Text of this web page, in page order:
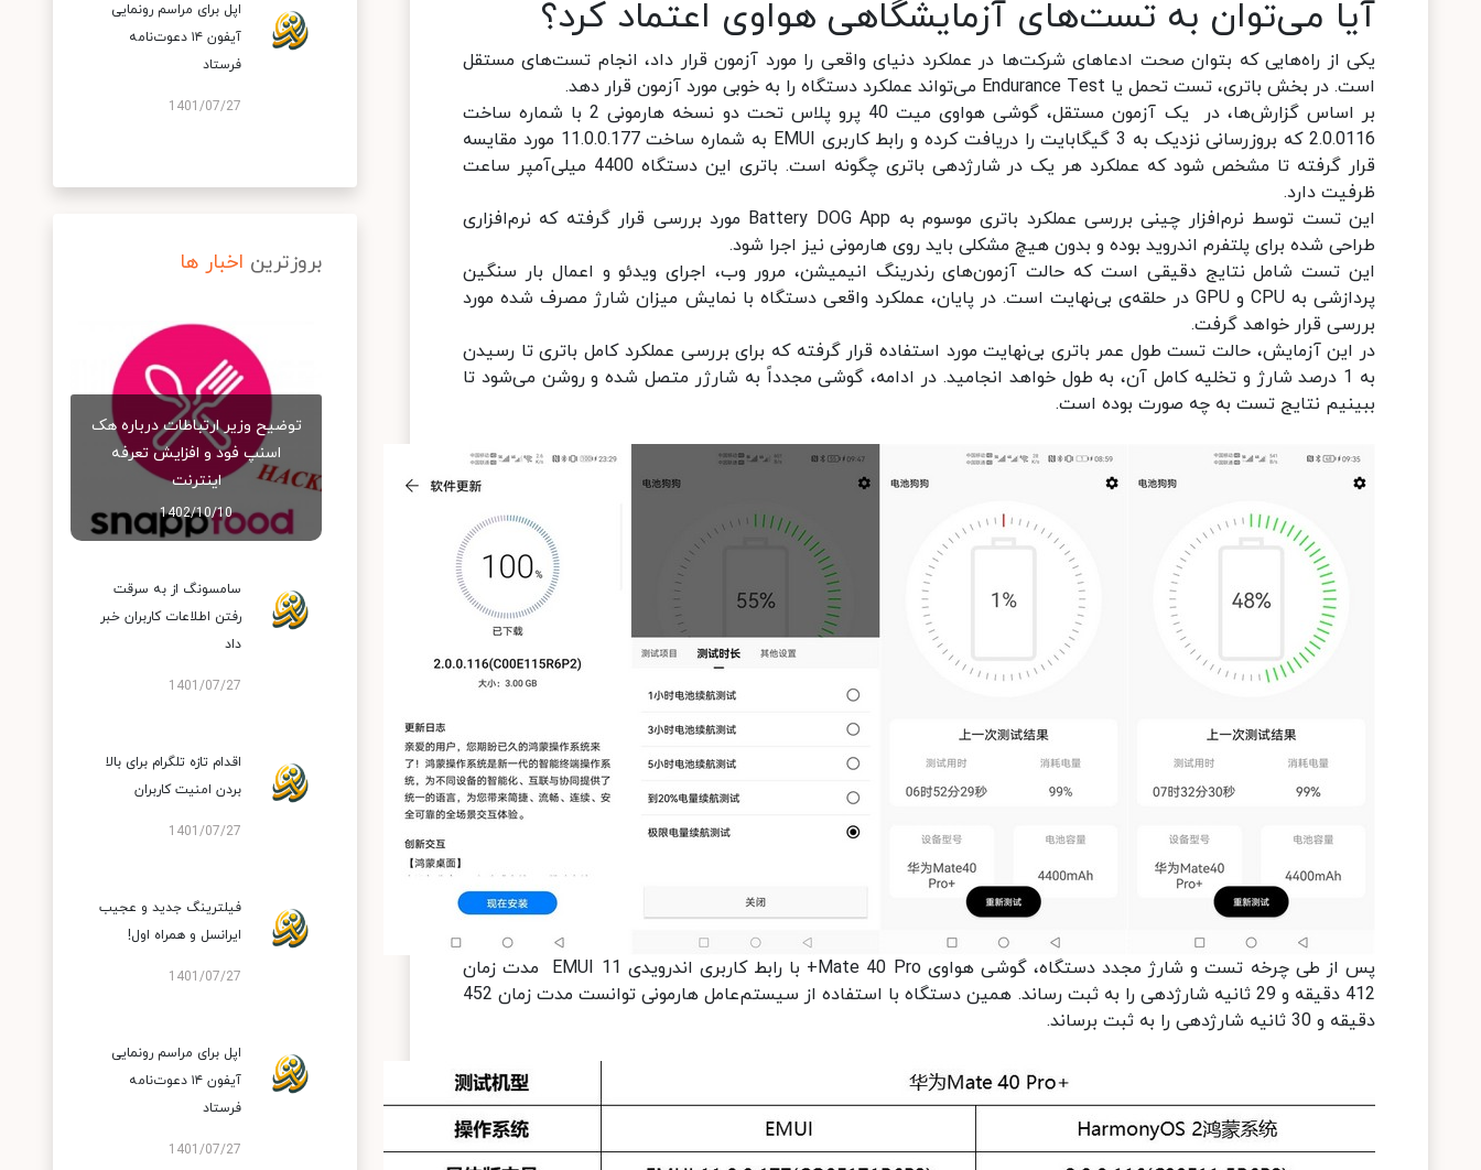
آیا می‌توان به تست‌های آزمایشگاهی هواوی اعتماد کرد؟
یکی از راه‌هایی که بتوان صحت ادعاهای شرکت‌ها در عملکرد دنیای واقعی را مورد آزمون قرار داد، انجام تست‌های مستقل
است. در بخش باتری، تست تحمل یا Endurance Test می‌تواند عملکرد دستگاه را به خوبی مورد آزمون قرار دهد.
بر اساس گزارش‌ها، در یک آزمون مستقل، گوشی هواوی میت 40 پرو پلاس تحت دو نسخه هارمونی 2 با شماره ساخت
2.0.0116 که بروزرسانی نزدیک به 3 گیگابایت را دریافت کرده و رابط کاربری EMUI به شماره ساخت 11.0.0.177 مورد مقایسه
قرار گرفته تا مشخص شود که عملکرد هر یک در شارژدهی باتری چگونه است. باتری این دستگاه 4400 میلی‌آمپر ساعت
ظرفیت دارد.
این تست توسط نرم‌افزار چینی بررسی عملکرد باتری موسوم به Battery DOG App مورد بررسی قرار گرفته که نرم‌‎افزاری
طراحی شده برای پلتفرم اندروید بوده و بدون هیچ مشکلی باید روی هارمونی نیز اجرا شود.
این تست شامل نتایج دقیقی است که حالت آزمون‌های رندرینگ انیمیشن، مرور وب، اجرای ویدئو و اعمال بار سنگین
پردازشی به CPU و GPU در حلقه‌ی بی‌نهایت است. در پایان، عملکرد واقعی دستگاه با نمایش میزان شارژ مصرف شده مورد
بررسی قرار خواهد گرفت.
در این آزمایش، حالت تست طول عمر باتری بی‌نهایت مورد استفاده قرار گرفته که برای بررسی عملکرد کامل باتری تا رسیدن
به 1 درصد شارژ و تخلیه کامل آن، به طول خواهد انجامید. در ادامه، گوشی مجدداً به شارژر متصل شده و روشن می‌شود تا
ببینیم نتایج تست به چه صورت بوده است.
پس از طی چرخه تست و شارژ مجدد دستگاه، گوشی هواوی Mate 40 Pro+ با رابط کاربری اندرویدی EMUI 11 مدت زمان
412 دقیقه و 29 ثانیه شارژدهی را به ثبت رساند. همین دستگاه با استفاده از سیستم‌عامل هارمونی توانست مدت زمان 452
دقیقه و 30 ثانیه شارژدهی را به ثبت برساند.
اپل برای مراسم رونمایی
آیفون ۱۴ دعوت‌نامه
فرستاد
1401/07/27
بروزترین اخبار ها
توضیح وزیر ارتباطات درباره هک
اسنپ‌ فود و افزایش تعرفه
اینترنت
1402/10/10
سامسونگ از به سرقت
رفتن اطلاعات کاربران خبر
داد
1401/07/27
اقدام تازه تلگرام برای بالا
بردن امنیت کاربران
1401/07/27
فیلترینگ جدید و عجیب
ایرانسل و همراه اول!
1401/07/27
اپل برای مراسم رونمایی
آیفون ۱۴ دعوت‌نامه
فرستاد
1401/07/27